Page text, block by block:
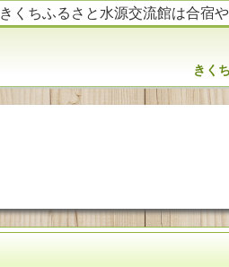
きくちふるさと水源交流館は合宿
きく